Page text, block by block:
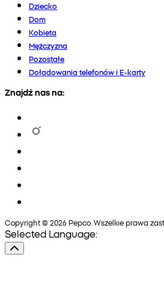
Dziecko
Dom
Kobieta
Mężczyzna
Pozostałe
Doładowania telefonów i E-karty
Znajdź nas na:
Copyright © 2026 Pepco. Wszelkie prawa
Selected Language: